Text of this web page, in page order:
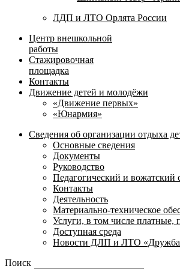
ЛДП и ЛТО Орлята России
Центр внешкольной
работы
Стажировочная
площадка
Контакты
Движение детей и молодёжи
«Движение первых»
«Юнармия»
Сведения об организации отдыха
Основные сведения
Документы
Руководство
Педагогический и вожатский
Контакты
Деятельность
Материально-техническое
Услуги, в том числе платные,
Доступная среда
Новости ДЛП и ЛТО «Дружба
Поиск